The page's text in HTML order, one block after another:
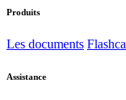
Produits
Les documents
Assistance